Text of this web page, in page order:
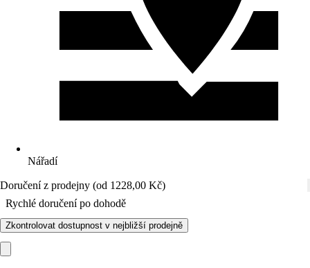
Nářadí
Doručení z prodejny (od 1228,00 Kč)
Rychlé doručení po dohodě
Zkontrolovat dostupnost v nejbližší prodejně